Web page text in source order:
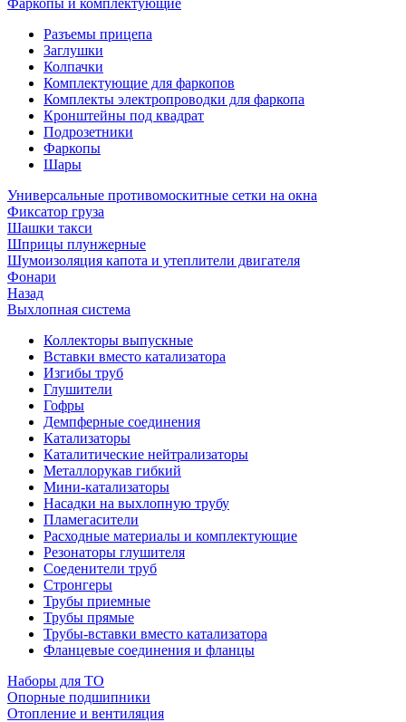
Фаркопы и комплектующие
Разъемы прицепа
Заглушки
Колпачки
Комплектующие для фаркопов
Комплекты электропроводки для фаркопа
Кронштейны под квадрат
Подрозетники
Фаркопы
Шары
Универсальные противомоскитные сетки на окна
Фиксатор груза
Шашки такси
Шприцы плунжерные
Шумоизоляция капота и утеплители двигателя
Фонари
Назад
Выхлопная система
Коллекторы выпускные
Вставки вместо катализатора
Изгибы труб
Глушители
Гофры
Демпферные соединения
Катализаторы
Каталитические нейтрализаторы
Металлорукав гибкий
Мини-катализаторы
Насадки на выхлопную трубу
Пламегасители
Расходные материалы и комплектующие
Резонаторы глушителя
Соеденители труб
Стронгеры
Трубы приемные
Трубы прямые
Трубы-вставки вместо катализатора
Фланцевые соединения и фланцы
Наборы для ТО
Опорные подшипники
Отопление и вентиляция